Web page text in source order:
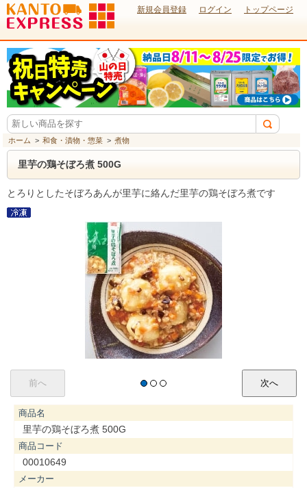
新規会員登録 ログイン トップページ
ホーム > 和食・漬物・惣菜 > 煮物
里芋の鶏そぼろ煮 500G
とろりとしたそぼろあんが里芋に絡んだ里芋の鶏そぼろ煮です
商品名
里芋の鶏そぼろ煮 500G
商品コード
00010649
メーカー